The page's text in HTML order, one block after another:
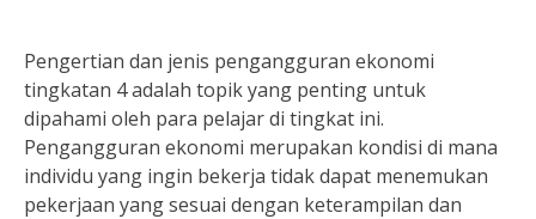
Pengertian dan jenis pengangguran ekonomi
tingkatan 4 adalah topik yang penting untuk
dipahami oleh para pelajar di tingkat ini.
Pengangguran ekonomi merupakan kondisi di mana
individu yang ingin bekerja tidak dapat menemukan
pekerjaan yang sesuai dengan keterampilan dan